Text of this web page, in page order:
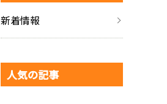
新着情報
人気の記事